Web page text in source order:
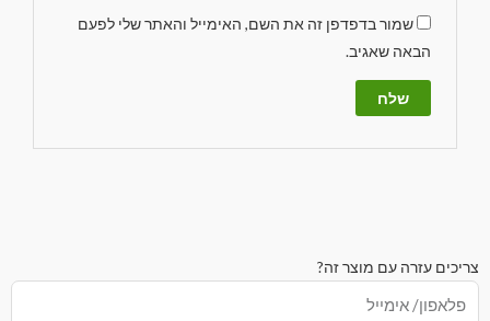
שמור בדפדפן זה את השם, האימייל והאתר שלי לפעם
הבאה שאגיב.
צריכים עזרה עם מוצר זה?